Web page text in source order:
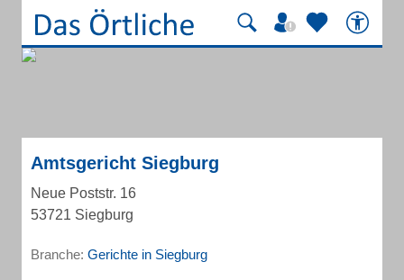
Amtsgericht Siegburg
Neue Poststr. 16
53721 Siegburg
Branche: Gerichte in Siegburg